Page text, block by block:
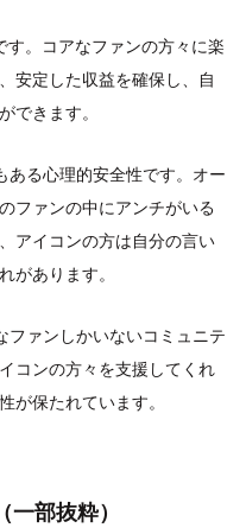
。コアなファンの方々に楽
安定した収益を確保し、自
できます。
ある心理的安全性です。オー
ファンの中にアンチがいる
アイコンの方は自分の言い
があります。
ファンしかいないコミュニテ
コンの方々を支援してくれ
が保たれています。
部抜粋）